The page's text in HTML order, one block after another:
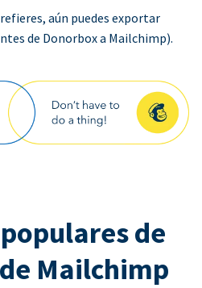
aún puedes exportar
de Donorbox a Mailchimp).
de
Mailchimp